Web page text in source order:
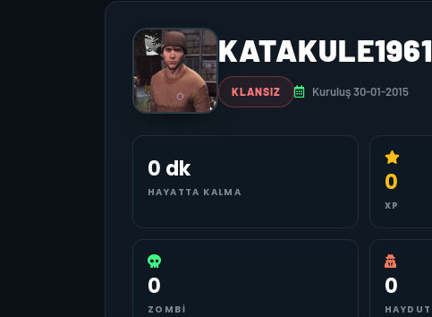
KATAKULE1961
KLANSIZ Kuruluş 30-01-2015
0 dk
HAYATTA KALMA 0
XP
0
ZOMBI
0
HAYDUT